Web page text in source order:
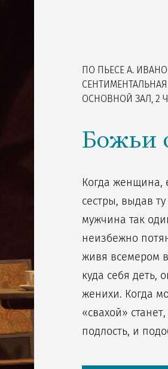
ПО ПЬЕСЕ А.
ОСНОВНОЙ ЗАЛ, 2
Божьи
Когда женщина,
сестры, выдав
мужчина так
неизбежно
живя всемером
куда себя деть,
женихи. Когда
«свахой»
подлость, и